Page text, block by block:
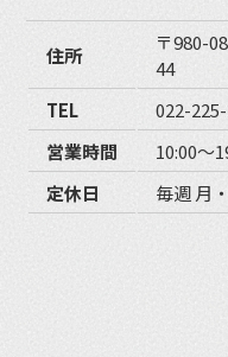
住所
〒980-
44
TEL
022-
営業時間
10:00〜
定休日
毎週 月